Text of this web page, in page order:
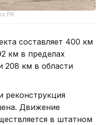
РК
составляет 400 км
км в пределах
208 км в области
реконструкция
Движение
в штатном